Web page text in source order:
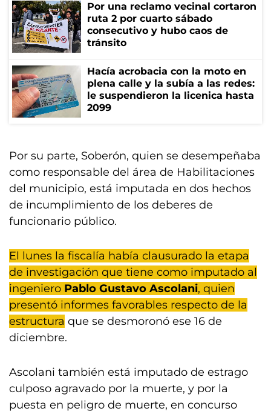
Por una reclamo vecinal cortaron
ruta 2 por cuarto sábado
consecutivo y hubo caos de
tránsito
Hacía acrobacia con la moto en
plena calle y la subía a las redes:
le suspendieron la licenica hasta
2099
Por su parte, Soberón, quien se desempeñaba
como responsable del área de Habilitaciones
del municipio, está imputada en dos hechos
de incumplimiento de los deberes de
funcionario público.
El lunes la fiscalía había clausurado la etapa
de investigación que tiene como imputado al
ingeniero Pablo Gustavo Ascolani, quien
presentó informes favorables respecto de la
estructura que se desmoronó ese 16 de
diciembre.
Ascolani también está imputado de estrago
culposo agravado por la muerte, y por la
puesta en peligro de muerte, en concurso